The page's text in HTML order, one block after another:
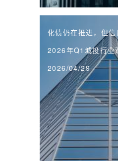
化债仍在推进，但
2026年Q1城投行业
2026/04/29